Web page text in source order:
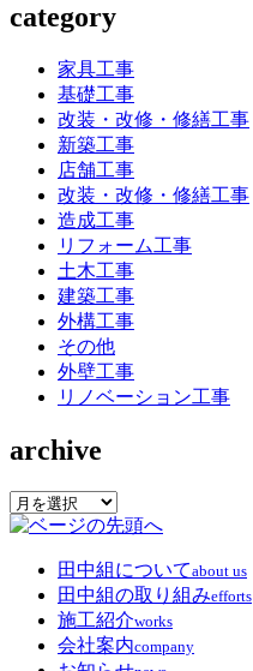
category
家具工事
基礎工事
改装・改修・修繕工事
新築工事
店舗工事
改装・改修・修繕工事
造成工事
リフォーム工事
土木工事
建築工事
外構工事
その他
外壁工事
リノベーション工事
archive
archive
田中組についてabout us
田中組の取り組みefforts
施工紹介works
会社案内company